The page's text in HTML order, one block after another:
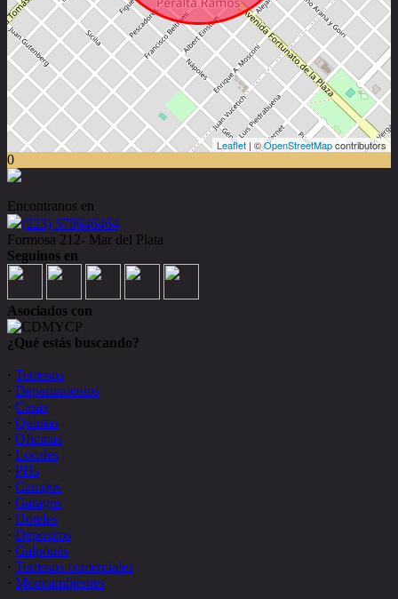
Leaflet | ©OpenStreetMapcontributors
0
Encontranos en
(223) 575646464
Formosa 212- Mar del Plata
Seguinos en
Asociados con
¿Qué estás buscando?
· Terrenos
· Departamentos
· Casas
· Quintas
· Oficinas
· Locales
· PHs
· Campos
· Garages
· Hoteles
· Depositos
· Galpones
· Terrenos comerciales
· Monoambientes